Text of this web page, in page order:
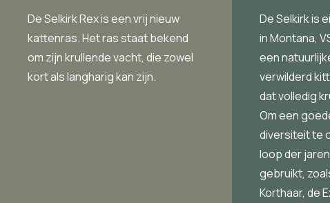
De Selkirk Rex is een vrij nieuw
kattenras. Het ras staat bekend
om zijn krullende vacht, die zowel
kort als langharig kan zijn.
De Selkirk is
in Montana,
een
verwilderd
dat volledig
Om een
diversiteit te
loop der
gebruikt,
Korthaar, de